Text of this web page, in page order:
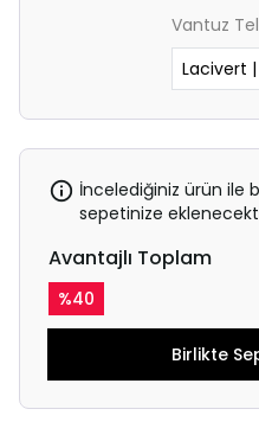
Vantuz
İncelediğiniz ürün ile
sepetinize
Avantajlı Toplam
%40
Birlikte